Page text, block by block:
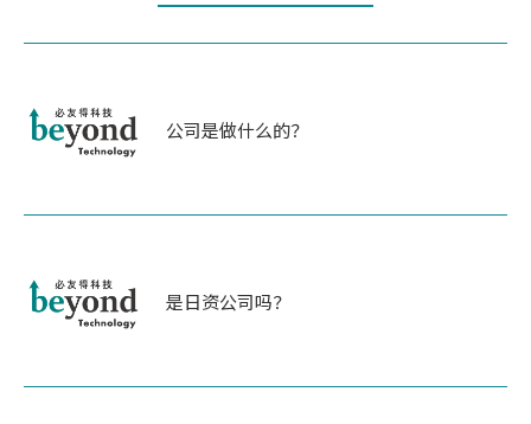
公司是做什么的？
是日资公司吗？